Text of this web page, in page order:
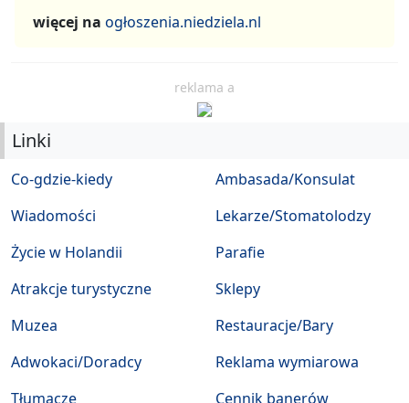
więcej na ogłoszenia.niedziela.nl
reklama a
Linki
Co-gdzie-kiedy
Wiadomości
Życie w Holandii
Atrakcje turystyczne
Muzea
Ambasada/Konsulat
Lekarze/Stomatolodzy
Parafie
Sklepy
Restauracje/Bary
Adwokaci/Doradcy
Tłumacze
Reklama wymiarowa
Cennik banerów